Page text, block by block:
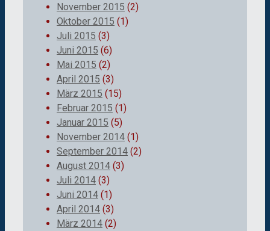
November 2015 (2)
Oktober 2015 (1)
Juli 2015 (3)
Juni 2015 (6)
Mai 2015 (2)
April 2015 (3)
März 2015 (15)
Februar 2015 (1)
Januar 2015 (5)
November 2014 (1)
September 2014 (2)
August 2014 (3)
Juli 2014 (3)
Juni 2014 (1)
April 2014 (3)
März 2014 (2)